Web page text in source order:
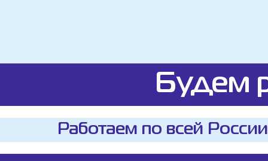
Будем
Работаем по всей